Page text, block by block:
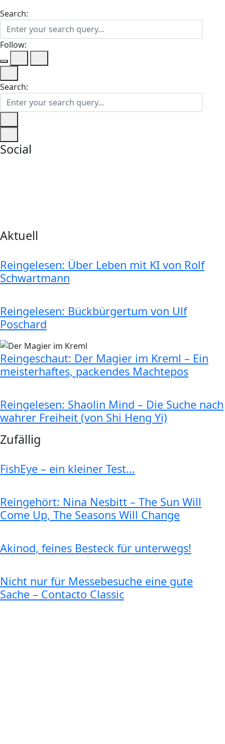
Search:
Follow:
Search:
Social
Aktuell
Reingelesen: Über Leben mit KI von Rolf
Schwartmann
Reingelesen: Bückbürgertum von Ulf
Poschard
Reingeschaut: Der Magier im Kreml – Ein
meisterhaftes, packendes Machtepos
Reingelesen: Shaolin Mind – Die Suche nach
wahrer Freiheit (von Shi Heng Yi)
Zufällig
FishEye – ein kleiner Test…
Reingehört: Nina Nesbitt – The Sun Will
Come Up, The Seasons Will Change
Akinod, feines Besteck für unterwegs!
Nicht nur für Messebesuche eine gute
Sache – Contacto Classic